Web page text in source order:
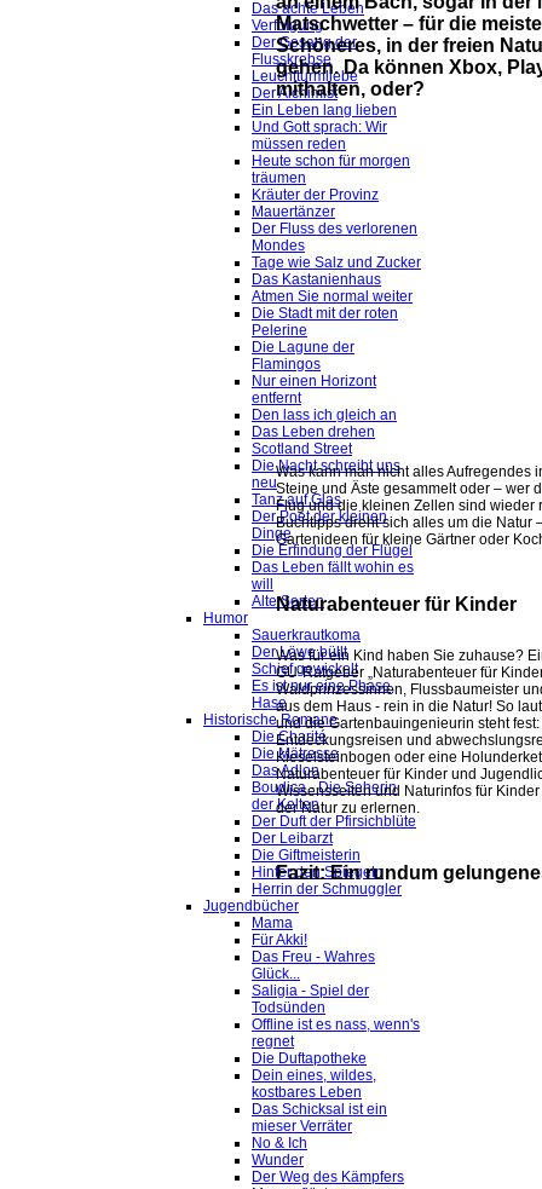
Das achte Leben
Verfolgung
Der Gesang der
Flusskrebse
Leuchtturmliebe
Der Alchimist
Ein Leben lang lieben
Und Gott sprach: Wir
müssen reden
Heute schon für morgen
träumen
Kräuter der Provinz
Mauertänzer
Der Fluss des verlorenen
Mondes
Tage wie Salz und Zucker
Das Kastanienhaus
Atmen Sie normal weiter
Die Stadt mit der roten
Pelerine
Die Lagune der
Flamingos
Nur einen Horizont
entfernt
Den lass ich gleich an
Das Leben drehen
Scotland Street
Die Nacht schreibt uns
neu
Tanz auf Glas
Der Poet der kleinen
Dinge
Die Erfindung der Flügel
Das Leben fällt wohin es
will
Alte Sorten
Humor
Sauerkrautkoma
Der Löwe büllt
Schief gewickelt
Es ist nur eine Phase,
Hase
Historische Romane
Die Charité
Die Mätresse
Das Adlon
Boudica - Die Seherin
der Kelten
Der Duft der Pfirsichblüte
Der Leibarzt
Die Giftmeisterin
Hinter den Spiegeln
Herrin der Schmuggler
Jugendbücher
Mama
Für Akki!
Das Freu - Wahres
Glück...
Saligia - Spiel der
Todsünden
Offline ist es nass, wenn's
regnet
Die Duftapotheke
Dein eines, wildes,
kostbares Leben
Das Schicksal ist ein
mieser Verräter
No & Ich
Wunder
Der Weg des Kämpfers
Matschwetter – für die
Schöneres, in der freien
gehen. Da können Xbox,
mithalten, oder?
Was kann man nicht alles Aufregendes
Steine und Äste gesammelt oder – wer
Flug und die kleinen Zellen sind wieder
Buchtipps dreht sich alles um die Natur
Gartenideen für kleine Gärtner oder
Naturabenteuer für Kinder
Was für ein Kind haben Sie zuhause?
GU-Ratgeber „Naturabenteuer für
Waldprinzessinnen, Flussbaumeister
aus dem Haus - rein in die Natur! So
und die Gartenbauingenieurin steht
Entdeckungsreisen und
Kieselsteinbogen oder eine
Naturabenteuer für Kinder und
Wissensseiten und Naturinfos für
der Natur zu erlernen.
Fazit: Ein rundum